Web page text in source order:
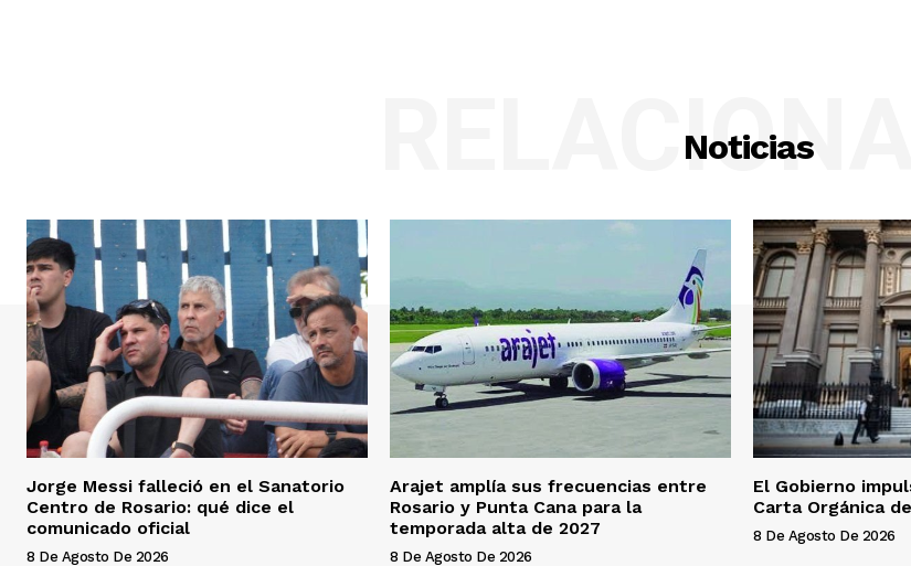
Noticias
Jorge Messi falleció en el Sanatorio
Centro de Rosario: qué dice el
comunicado oficial
8 De Agosto De 2026
Arajet amplía sus frecuencias entre
Rosario y Punta Cana para la
temporada alta de 2027
8 De Agosto De 2026
El Gobierno
Carta Orgánica
8 De Agosto De 2026